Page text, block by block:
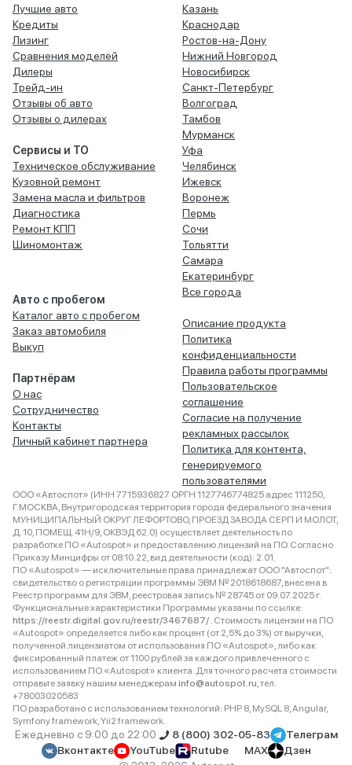
Лучшие авто
Кредиты
Лизинг
Сравнения моделей
Дилеры
Трейд-ин
Отзывы об авто
Отзывы о дилерах
Сервисы и ТО
Техническое обслуживание
Кузовной ремонт
Замена масла и фильтров
Диагностика
Ремонт КПП
Шиномонтаж
Авто с пробегом
Каталог авто с пробегом
Заказ автомобиля
Выкуп
Партнёрам
О нас
Сотрудничество
Контакты
Личный кабинет партнера
Казань
Краснодар
Ростов-на-Дону
Нижний Новгород
Новосибирск
Санкт-Петербург
Волгоград
Тамбов
Мурманск
Уфа
Челябинск
Ижевск
Воронеж
Пермь
Сочи
Тольятти
Самара
Екатеринбург
Все города
Описание продукта
Политика
конфиденциальности
Правила работы программы
Пользовательское
соглашение
Согласие на получение
рекламных рассылок
Политика для контента,
генерируемого
пользователями
ООО «Автоспот» (ИНН 7715936827 ОРГН 1127746774825 адрес 111250,
Г.МОСКВА, Внутригородская территория города федерального значения
МУНИЦИПАЛЬНЫЙ ОКРУГ ЛЕФОРТОВО, ПРОЕЗД ЗАВОДА СЕРП И МОЛОТ,
Д. 10, ПОМЕЩ. 41Н/9, ОКВЭД 62.0) осуществляет деятельность по
разработке ПО «Autospot» и предоставлению лицензий на ПО. Согласно
Приказу Минцифры от 08.10.22, вид деятельности (код): 2.01.
ПО «Autospot» — исключительные права принадлежат ООО "Автоспот":
свидетельство о регистрации программы ЭВМ № 2018618687, внесена в
Реестр программ для ЭВМ, реестровая запись № 28745 от 09.07.2025 г.
Функциональные характеристики Программы указаны по ссылке:
https://reestr.digital.gov.ru/reestr/3467687/ . Стоимость лицензии на ПО
«Autospot» определяется либо как процент (от 2,5% до 3%) от выручки,
полученной лицензиатом от использования ПО «Autospot», либо как
фиксированный платеж от 1100 рублей за каждого привлеченного с
использованием ПО «Autospot» клиента. Для точного расчета стоимости
отправьте заявку нашим менеджерам info@autospot.ru, тел.
+78003020583
ПО разработано с использованием технологий: PHP 8, MySQL 8, Angular,
Symfony framework, Yii2 framework.
Ежедневно с 9:00 до 22:00 8 (800) 302-05-83
Телеграм
Вконтакте
YouTube Rutube MAX
Дзен